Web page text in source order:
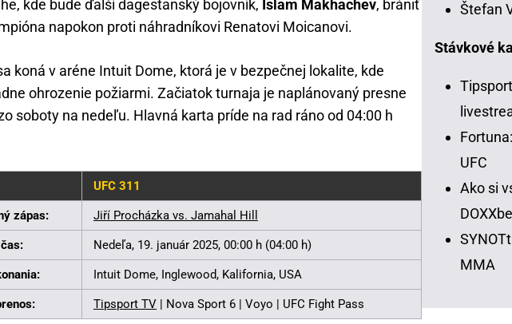
kde bude ďalší dagestanský bojovník, Islam Makhachev, brániť
napokon proti náhradníkovi Renatovi Moicanovi.
koná v aréne Intuit Dome, ktorá je v bezpečnej lokalite, kde
ohrozenie požiarmi. Začiatok turnaja je naplánovaný presne
soboty na nedeľu. Hlavná karta príde na rad ráno od 04:00 h
UFC 311
zápas: Jiří Procházka vs. Jamahal Hill
Nedeľa, 19. január 2025, 00:00 h (04:00 h)
Intuit Dome, Inglewood, Kalifornia, USA
Tipsport TV | Nova Sport 6 | Voyo | UFC Fight Pass
Štefan
Stávkové
UFC
Ako si
MMA